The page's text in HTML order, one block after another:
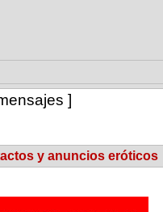
]
y anuncios eróticos